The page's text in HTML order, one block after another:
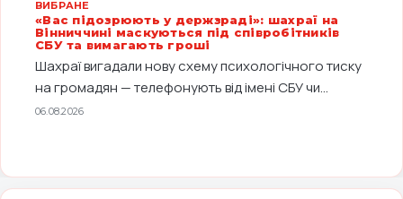
ВИБРАНЕ
«Вас підозрюють у держзраді»: шахраї на
Вінниччині маскуються під співробітників
СБУ та вимагають гроші
Шахраї вигадали нову схему психологічного тиску
на громадян — телефонують від імені СБУ чи...
06.08.2026